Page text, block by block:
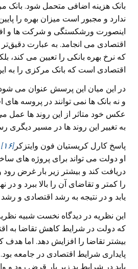
بانک هزینه اضافی متحمل شود. بانک
ندارد و مجبور است میزان بهره را پایین
اینصورت ورشکستگی و شرکت ها و
اقتصادی می انجامد. به عبارت
که نرخ بهره بانکی را تعیین می کند،
اقتصادی است که بانک مرکزی را به
در این میان این پرسش عنوان می
و نه بانک ها نمی توانند در پروسه های
عکس خود متاثر از این روند ها عمل
به تغییر این روند ها در مسیر دیگری
پاسخ کارل کریستیان فون وایتزکر [۱۶]
او دولت می تواند برای پروژه های
دریافت کند و بیشتر زیر بار غرض
را کمتر و تقاضای آن را بالا ببرد و در
یابد و در نتیجه به رشد اقتصادی و
این نظریه در دیدگاه نخست شبیه
که دولت در شرایط کاهش تقاضا به
بیشتر تقاضا را افزایش دهد. اما هدف
پایداری شرایط اقتصادی در جامعه
باید در شرایط بد زیر بار قرض رود و